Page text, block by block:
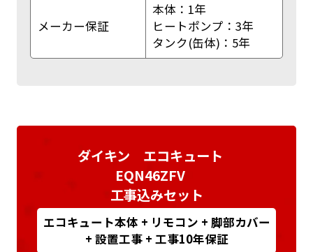
メーカー保証
本体：1年
ヒートポンプ：3年
タンク(缶体)：5年
ダイキン エコキュート
EQN46ZFV
工事込みセット
エコキュート本体 + リモコン + 脚部カバー
+ 設置工事 + 工事10年保証